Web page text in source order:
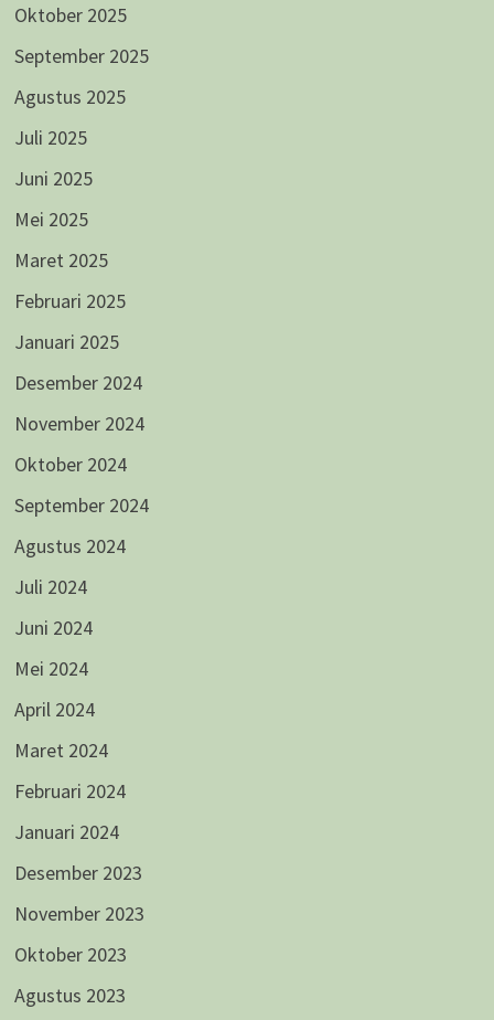
Oktober 2025
September 2025
Agustus 2025
Juli 2025
Juni 2025
Mei 2025
Maret 2025
Februari 2025
Januari 2025
Desember 2024
November 2024
Oktober 2024
September 2024
Agustus 2024
Juli 2024
Juni 2024
Mei 2024
April 2024
Maret 2024
Februari 2024
Januari 2024
Desember 2023
November 2023
Oktober 2023
Agustus 2023